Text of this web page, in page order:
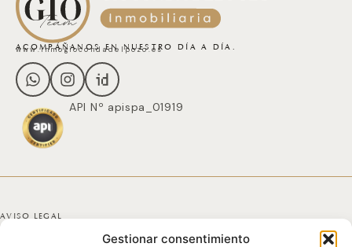
Gestionar consentimiento
ACOMPÁÑANOS EN NUESTRO DÍA A DÍA.
www.inmogiocondadelpozo.es
API Nº apispa_01919
AVISO LEGAL